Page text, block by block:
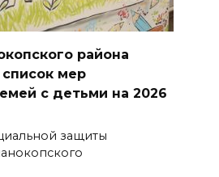
13:38
российские
уникальные
события
района
мер
с детьми на 2026
защиты